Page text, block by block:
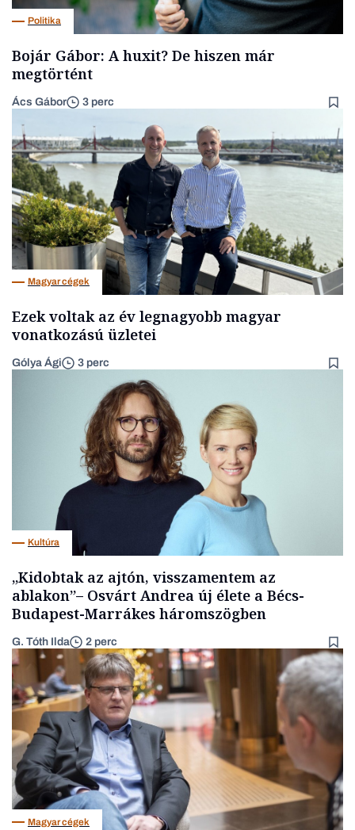
Politika
Bojár Gábor: A huxit? De hiszen már
megtörtént
Ács Gábor 3 perc
Magyar cégek
Ezek voltak az év legnagyobb magyar
vonatkozású üzletei
Gólya Ági 3 perc
Kultúra
„Kidobtak az ajtón, visszamentem az
ablakon”– Osvárt Andrea új élete a Bécs-
Budapest-Marrákes háromszögben
G. Tóth Ilda 2 perc
Magyar cégek